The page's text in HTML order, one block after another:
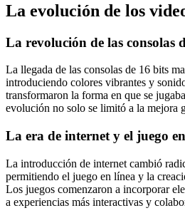
La evolución de los
La revolución de las consolas
La llegada de las consolas de 16 bits
introduciendo colores vibrantes y
transformaron la forma en que se
evolución no solo se limitó a la mejora
La era de internet y el juego
La introducción de internet cambió
permitiendo el juego en línea y la
Los juegos comenzaron a incorporar
a experiencias más interactivas y